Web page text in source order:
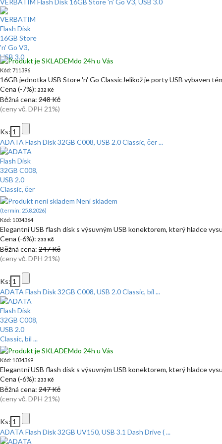
VERBATIM Flash Disk 16GB Store 'n' Go V3, USB 3.0
do 24h u Vás
Kód: 711396
16GB jednotka USB Store 'n' Go ClassicJelikož je porty USB vybaven
Cena (-7%): 232 Kč
Běžná cena: 248 Kč
(ceny vč. DPH 21%)
Ks:
ADATA Flash Disk 32GB C008, USB 2.0 Classic, čer ...
Není skladem
(termín: 25.8.2026)
Kód: 1034364
Elegantní USB flash disk s výsuvným USB konektorem, který hladce
Cena (-6%): 233 Kč
Běžná cena: 247 Kč
(ceny vč. DPH 21%)
Ks:
ADATA Flash Disk 32GB C008, USB 2.0 Classic, bíl ...
do 24h u Vás
Kód: 1034369
Elegantní USB flash disk s výsuvným USB konektorem, který hladce
Cena (-6%): 233 Kč
Běžná cena: 247 Kč
(ceny vč. DPH 21%)
Ks:
ADATA Flash Disk 32GB UV150, USB 3.1 Dash Drive ( ...